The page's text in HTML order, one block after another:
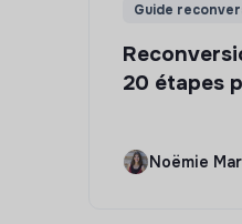
Guide
20 étapes
Noëmie